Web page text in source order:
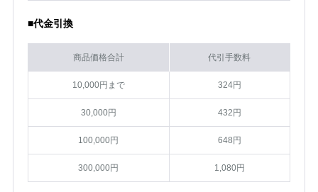
■代金引換
商品価格合計 代引手数料
10,000円まで 324円
30,000円 432円
100,000円 648円
300,000円 1,080円